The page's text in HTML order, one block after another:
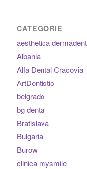
CATEGORIE
aesthetica dermadent
Albania
Alfa Dental Cracovia
ArtDentistic
belgrado
bg denta
Bratislava
Bulgaria
Burow
clinica mysmile